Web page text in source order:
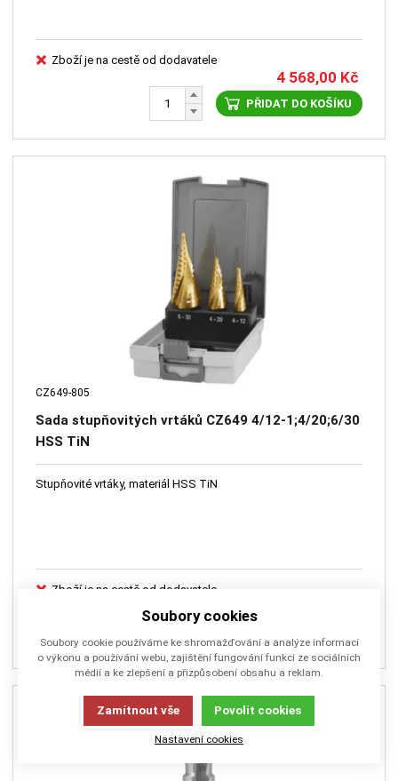
Zboží je na cestě od dodavatele
4 568,00 Kč
PŘIDAT DO KOŠÍKU
CZ649-805
Sada stupňovitých vrtáků CZ649 4/12-1;4/20;6/30
HSS TiN
Stupňovité vrtáky, materiál HSS TiN
Zboží je na cestě od dodavatele
Soubory cookies
Soubory cookie používáme ke shromažďování a analýze informací
o výkonu a používání webu, zajištění fungování funkcí ze sociálních
médií a ke zlepšení a přizpůsobení obsahu a reklam.
Zamítnout vše Povolit cookies
Nastavení cookies